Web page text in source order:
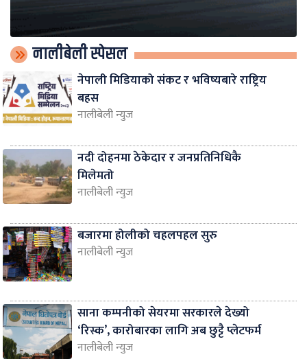
नालीबेली स्पेसल
नेपाली मिडियाको संकट र भविष्यबारे राष्ट्रिय
बहस
नालीबेली न्युज
नदी दोहनमा ठेकेदार र जनप्रतिनिधिकै
मिलेमतो
नालीबेली न्युज
बजारमा होलीको चहलपहल सुरु
नालीबेली न्युज
साना कम्पनीको सेयरमा सरकारले देख्यो
‘रिस्क’, कारोबारका लागि अब छुट्टै प्लेटफर्म
नालीबेली न्युज